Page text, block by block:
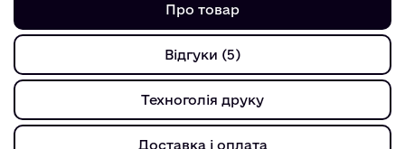
Про товар
Відгуки (5)
Техноголія друку
Доставка і оплата